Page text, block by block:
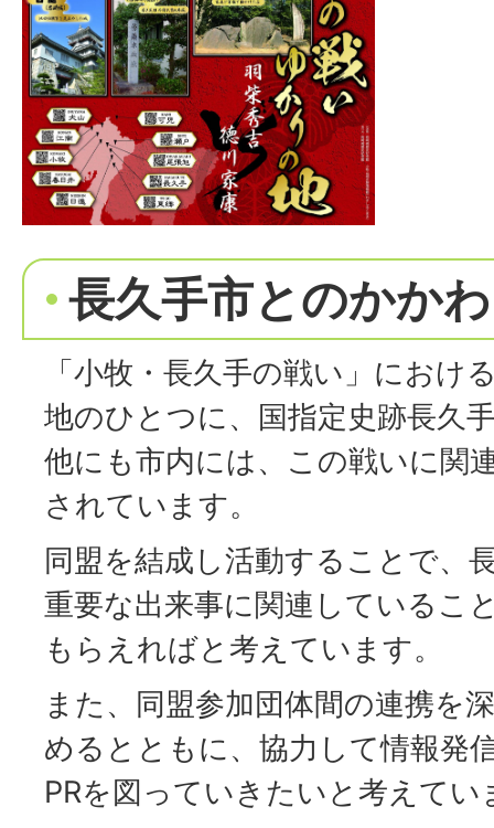
長久手市とのかか
「小牧・長久手の戦い」におけ
地のひとつに、国指定史跡長久
他にも市内には、この戦いに関
されています。
同盟を結成し活動することで、
重要な出来事に関連しているこ
もらえればと考えています。
また、同盟参加団体間の連携を
めるとともに、協力して情報発
PRを図っていきたいと考えてい